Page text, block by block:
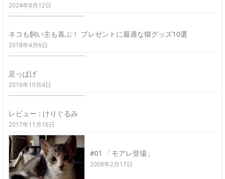
2024年8月12日
ネコも飼い主も喜ぶ！ プレゼントに最適な猫グッズ10選
2018年4月6日
足っぱげ
2016年10月4日
レビュー : けりぐるみ
2017年11月16日
#01 「モアレ登場」
2008年2月17日